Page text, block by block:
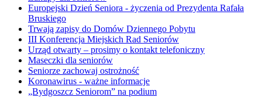
Europejski Dzień Seniora - życzenia od Prezydenta Rafała
Bruskiego
Trwają zapisy do Domów Dziennego Pobytu
III Konferencja Miejskich Rad Seniorów
Urząd otwarty – prosimy o kontakt telefoniczny
Maseczki dla seniorów
Seniorze zachowaj ostrożność
Koronawirus - ważne informacje
„Bydgoszcz Seniorom” na podium